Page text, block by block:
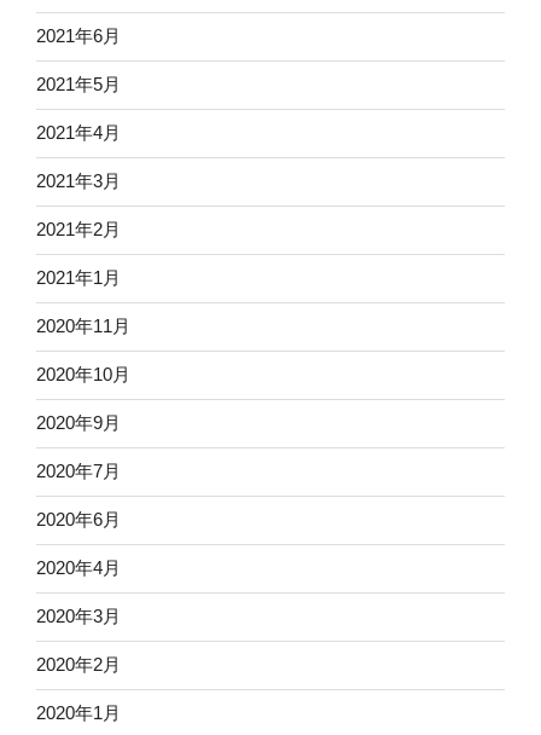
2021年6月
2021年5月
2021年4月
2021年3月
2021年2月
2021年1月
2020年11月
2020年10月
2020年9月
2020年7月
2020年6月
2020年4月
2020年3月
2020年2月
2020年1月